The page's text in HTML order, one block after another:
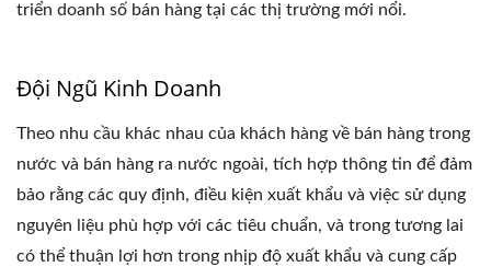
triển doanh số bán hàng tại các thị trường mới nổi.
Đội Ngũ Kinh Doanh
Theo nhu cầu khác nhau của khách hàng về bán hàng trong
nước và bán hàng ra nước ngoài, tích hợp thông tin để đảm
bảo rằng các quy định, điều kiện xuất khẩu và việc sử dụng
nguyên liệu phù hợp với các tiêu chuẩn, và trong tương lai
có thể thuận lợi hơn trong nhịp độ xuất khẩu và cung cấp